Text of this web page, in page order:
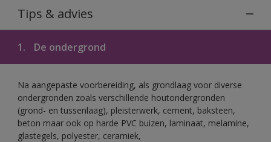
Tips & advies
1. De ondergrond
Na aangepaste voorbereiding, als grondlaag voor diverse
ondergronden zoals verschillende houtondergronden
(grond- en tussenlaag), pleisterwerk, cement, baksteen,
beton maar ook op harde PVC buizen, laminaat, melamine,
glastegels, polyester, ceramiek,